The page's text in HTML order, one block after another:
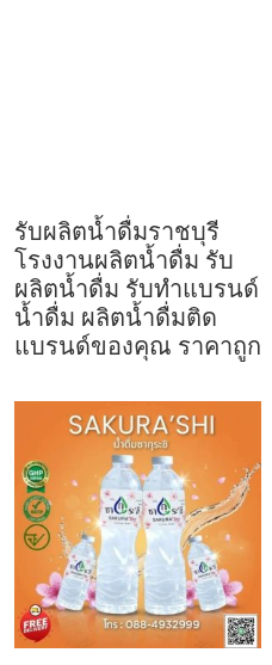
รับผลิตน้ำดื่มราชบุรี
โรงงานผลิตน้ำดื่ม รับ
ผลิตน้ำดื่ม รับทำแบรนด์
น้ำดื่ม ผลิตน้ำดื่มติด
แบรนด์ของคุณ ราคาถูก